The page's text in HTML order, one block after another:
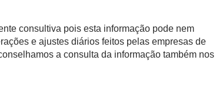
consultiva pois esta informação pode nem
e ajustes diários feitos pelas empresas de
a consulta da informação também nos